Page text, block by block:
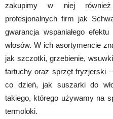
zakupimy w niej
profesjonalnych firm jak
gwarancja wspaniałego
włosów. W ich asortymencie
jak szczotki, grzebienie,
fartuchy oraz sprzęt fryzjerski
co dzień, jak suszarki do
takiego, którego używamy na
termoloki.